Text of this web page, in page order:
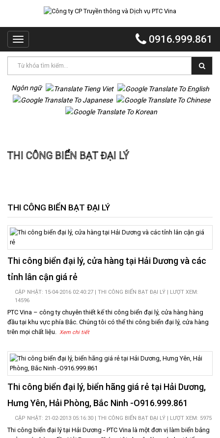
Toggle
navigation
0916.999.861
PTC
PTC
EVENT
PTC
VOI
DỰ
LIÊN
HỆ
Ngôn ngữ
THI CÔNG BIỂN BẠT ĐẠI LÝ
THI CÔNG BIỂN BẠT ĐẠI LÝ
Thi công biển đại lý, cửa hàng tại Hải Dương và các
tỉnh lân cận giá rẻ
CẬP NHẬT: 15-04-2016 02:40:27 | THI CÔNG BIỂN BẠT ĐẠI LÝ | LƯỢT XEM:
14596
PTC Vina – công ty chuyên thiết kế thi công biển đại lý, cửa hàng hàng
đầu tại khu vực phía Bắc. Chúng tôi có thể thi công biển đại lý, cửa hàng
trên mọi chất liệu. Xem chi tiết
Thi công biển đại lý, biển hãng giá rẻ tại Hải Dương,
Hưng Yên, Hải Phòng, Bắc Ninh -O916.999.861
CẬP NHẬT: 21-02-2013 05:16:30 | THI CÔNG BIỂN BẠT ĐẠI LÝ | LƯỢT XEM: 5975
Thi công biển đại lý tại Hải Dương - PTC Vina là một đơn vị làm biển bảng